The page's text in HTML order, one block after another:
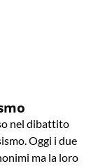
nel dibattito
Oggi i due
ma la loro